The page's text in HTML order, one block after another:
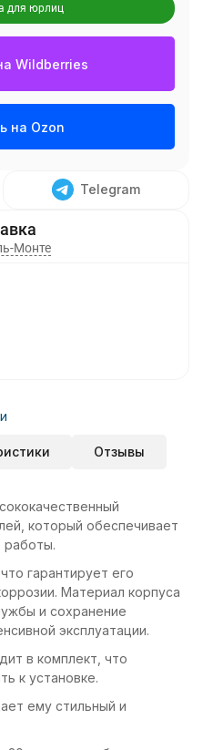
для юрлиц
Wildberries
на Ozon
Telegram
Монте
Отзывы
который обеспечивает
работы.
гарантирует его
Материал корпуса
и сохранение
эксплуатации.
в комплект, что
к установке.
ему стильный и